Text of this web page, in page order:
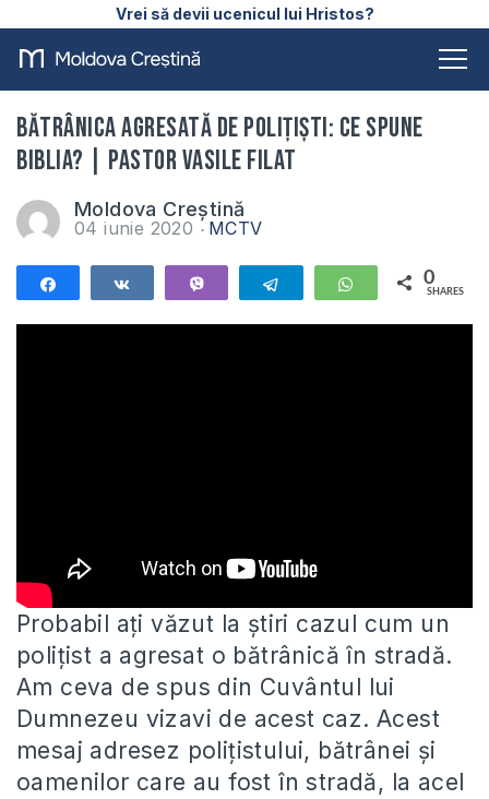
Vrei să devii ucenicul lui Hristos?
Bătrânica agresată de polițiști: Ce spune
Biblia? | Pastor Vasile Filat
Moldova Creștină
04 iunie 2020 MCTV
Telegram WhatsApp
0
SHARES
Probabil ați văzut la știri cazul cum un
polițist a agresat o bătrânică în stradă.
Am ceva de spus din Cuvântul lui
Dumnezeu vizavi de acest caz. Acest
mesaj adresez polițistului, bătrânei și
oamenilor care au fost în stradă, la acel